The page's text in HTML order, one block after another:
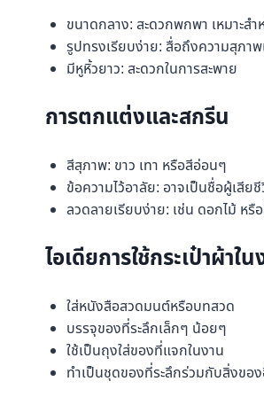
ขนาดกลาง: สะดวกพกพา เหมาะสำ
รูปทรงเรียบง่าย: สื่อถึงความสุภาพ
มีหูหิ้วยาว: สะดวกในการสะพาย
การตกแต่งและสกรีน
สีสุภาพ: ขาว เทา หรือสีอ่อนๆ
ข้อความไว้อาลัย: อาจเป็นชื่อผู้เสี
ลวดลายเรียบง่าย: เช่น ดอกไม้ ห
ไอเดียการใช้กระเป๋าผ้า
ใส่หนังสือสวดมนต์หรือบทสวด
บรรจุของที่ระลึกเล็กๆ น้อยๆ
ใช้เป็นถุงใส่ของที่แจกในงาน
ทำเป็นชุดของที่ระลึกร่วมกับสิ่งขอ